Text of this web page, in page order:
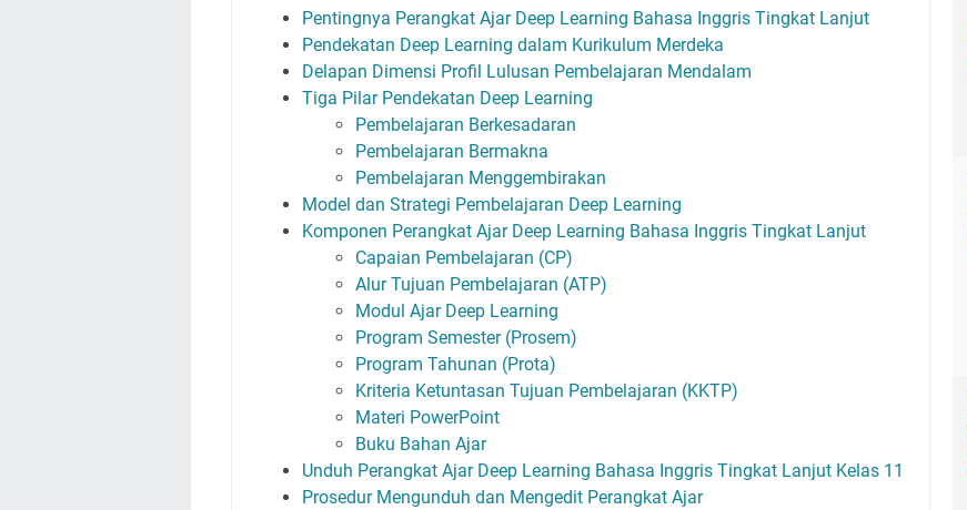
Pentingnya Perangkat Ajar Deep Learning Bahasa Inggris Tingkat Lanjut
Pendekatan Deep Learning dalam Kurikulum Merdeka
Delapan Dimensi Profil Lulusan Pembelajaran Mendalam
Tiga Pilar Pendekatan Deep Learning
Pembelajaran Berkesadaran
Pembelajaran Bermakna
Pembelajaran Menggembirakan
Model dan Strategi Pembelajaran Deep Learning
Komponen Perangkat Ajar Deep Learning Bahasa Inggris Tingkat Lanjut
Capaian Pembelajaran (CP)
Alur Tujuan Pembelajaran (ATP)
Modul Ajar Deep Learning
Program Semester (Prosem)
Program Tahunan (Prota)
Kriteria Ketuntasan Tujuan Pembelajaran (KKTP)
Materi PowerPoint
Buku Bahan Ajar
Unduh Perangkat Ajar Deep Learning Bahasa Inggris Tingkat Lanjut Kelas 11
Prosedur Mengunduh dan Mengedit Perangkat Ajar